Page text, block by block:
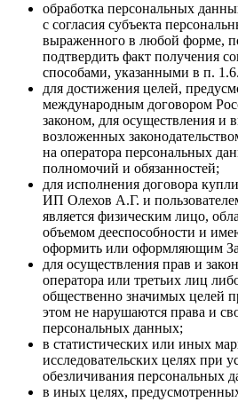
обработка персональных
с согласия субъекта
выраженного в любой форме,
подтвердить факт получения
способами, указанными в п.
для достижения целей,
международным договором
законом, для осуществления и
возложенных
на оператора персональных
полномочий и обязанностей;
для исполнения договора
ИП Олехов А.Г. и
является физическим лицо,
объемом дееспособности и
оформить или оформляющим
для осуществления прав и
оператора или третьих лиц
общественно значимых целей
этом не нарушаются права и
персональных данных;
в статистических или иных
исследовательских целях при
обезличивания персональных
в иных целях,